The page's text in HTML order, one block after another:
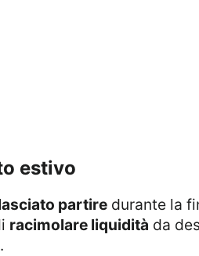
estivo
partiredurante la
racimolare liquidità da